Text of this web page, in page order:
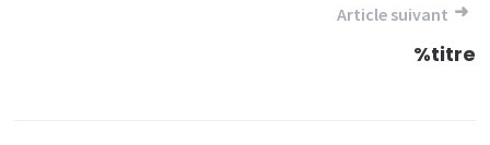
Article suivant
%titre